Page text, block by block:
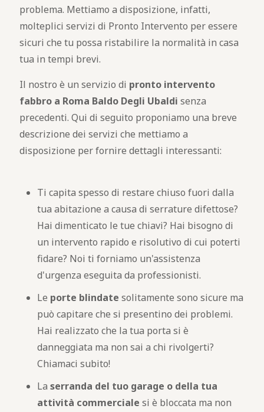
problema. Mettiamo a disposizione, infatti,
molteplici servizi di Pronto Intervento per essere
sicuri che tu possa ristabilire la normalità in casa
tua in tempi brevi.
Il nostro è un servizio di pronto intervento
fabbro a Roma Baldo Degli Ubaldi senza
precedenti. Qui di seguito proponiamo una breve
descrizione dei servizi che mettiamo a
disposizione per fornire dettagli interessanti:
Ti capita spesso di restare chiuso fuori dalla
tua abitazione a causa di serrature difettose?
Hai dimenticato le tue chiavi? Hai bisogno di
un intervento rapido e risolutivo di cui poterti
fidare? Noi ti forniamo un'assistenza
d'urgenza eseguita da professionisti.
Le porte blindate solitamente sono sicure ma
può capitare che si presentino dei problemi.
Hai realizzato che la tua porta si è
danneggiata ma non sai a chi rivolgerti?
Chiamaci subito!
La serranda del tuo garage o della tua
attività commerciale si è bloccata ma non